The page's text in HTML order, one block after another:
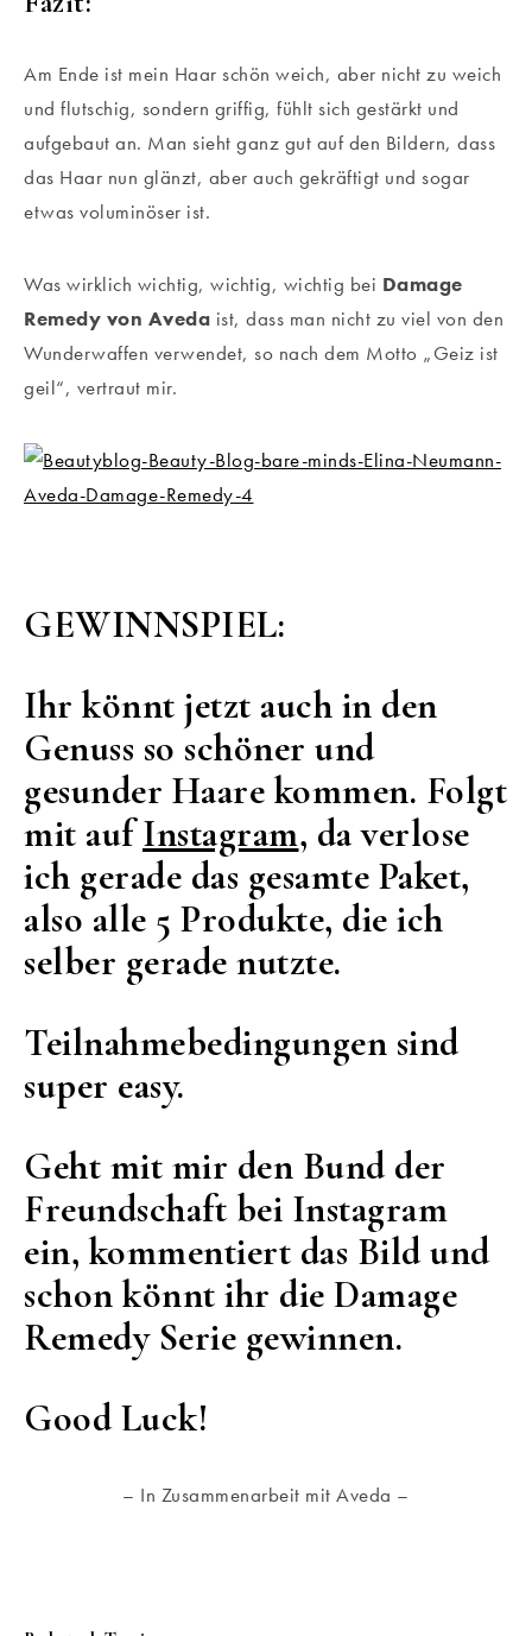
Am Ende ist mein Haar schön weich, aber nicht zu weich
und flutschig, sondern griffig, fühlt sich gestärkt und
aufgebaut an. Man sieht ganz gut auf den Bildern, dass
das Haar nun glänzt, aber auch gekräftigt und sogar
etwas voluminöser ist.
Was wirklich wichtig, wichtig, wichtig bei Damage
Remedy von Aveda ist, dass man nicht zu viel von den
Wunderwaffen verwendet, so nach dem Motto „Geiz ist
geil“, vertraut mir.
GEWINNSPIEL:
Ihr könnt jetzt auch in den
Genuss so schöner und
gesunder Haare kommen. Folgt
mit aufInstagram, da verlose
ich gerade das gesamte Paket,
also alle 5 Produkte, die ich
selber gerade nutzte.
Teilnahmebedingungen sind
super easy.
Geht mit mir den Bund der
Freundschaft bei Instagram
ein, kommentiert das Bild und
schon könnt ihr die Damage
Remedy Serie gewinnen.
Good Luck!
– In Zusammenarbeit mit Aveda –